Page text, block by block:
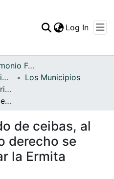
Statistics
Log In
Archivo del Patrimonio Fotográfico y Fílmico del Valle del Cauca
Fondo Archivo del Patrimonio Fotográfico y Fílmico del Valle del Cauca
Los Municipios
APFFVC - Ciudad - Patrimonial
Camino bordeado de ceibas, al fondo al costado derecho se alcanza a perfilar la Ermita
de ceibas, al
derecho se
la Ermita